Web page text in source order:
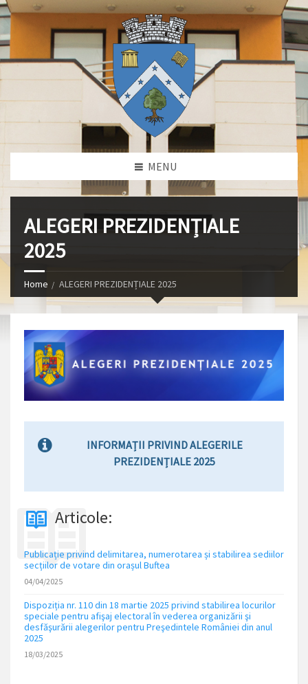
MENU
ALEGERI PREZIDENȚIALE
2025
Home ALEGERI PREZIDENȚIALE 2025
INFORMAȚII PRIVIND ALEGERILE
PREZIDENȚIALE 2025
Articole:
Publicație privind delimitarea, numerotarea și stabilirea sediilor
secțiilor de votare din orașul Buftea
04/04/2025
Dispoziția nr. 110 din 18 martie 2025 privind stabilirea locurilor
speciale pentru afişaj electoral în vederea organizării şi
desfăşurării alegerilor pentru Preşedintele României din anul
2025
18/03/2025